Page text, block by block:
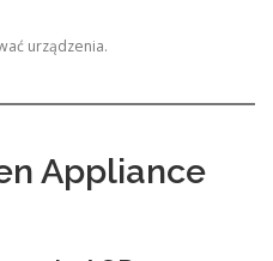
urządzenia.
Appliance